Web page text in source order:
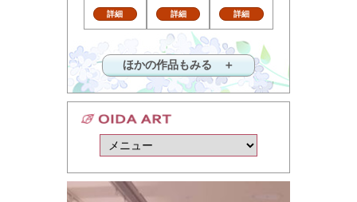
詳細 詳細 詳細
ほかの作品もみる ＋